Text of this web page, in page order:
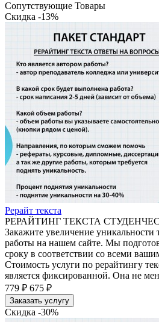
Сопутствующие Товары
Скидка -13%
Рерайт текста
РЕРАЙТИНГ ТЕКСТА
Закажите увеличение уникальности
работы на нашем сайте. Мы
сроку в соответствии со всеми
Стоимость услуги по рерайтингу
является фиксированной. Она не
779 ₽ 675 ₽
Заказать услугу
Скидка -30%